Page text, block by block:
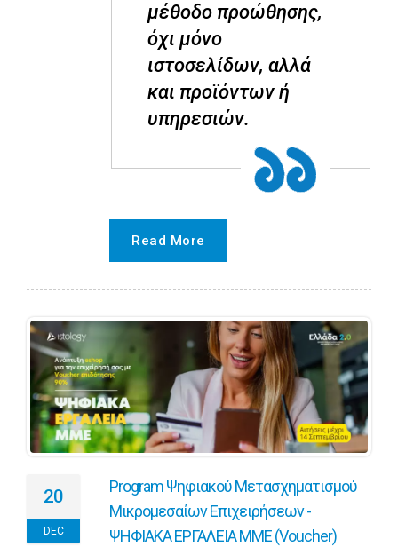
μέθοδο προώθησης,
όχι μόνο
ιστοσελίδων, αλλά
και προϊόντων ή
υπηρεσιών.
Read More
20
DEC
Program Ψηφιακού Μετασχηματισμού
Μικρομεσαίων Επιχειρήσεων -
ΨΗΦΙΑΚΑ ΕΡΓΑΛΕΙΑ ΜΜΕ (Voucher)